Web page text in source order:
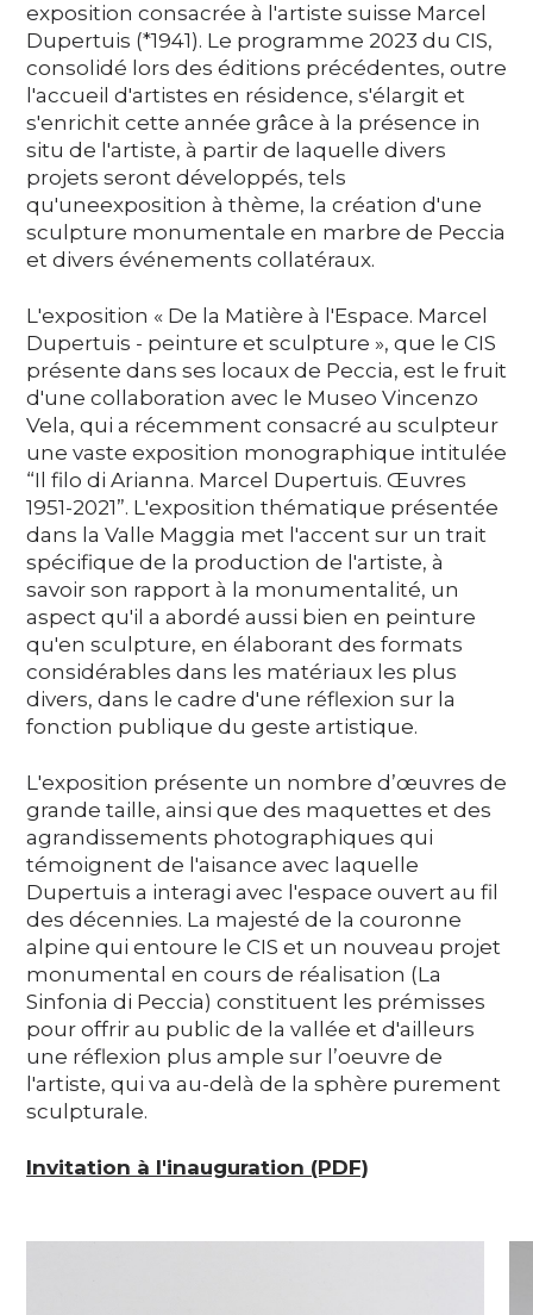
exposition consacrée à l'artiste suisse Marcel
Dupertuis (*1941). Le programme 2023 du CIS,
consolidé lors des éditions précédentes, outre
l'accueil d'artistes en résidence, s'élargit et
s'enrichit cette année grâce à la présence in
situ de l'artiste, à partir de laquelle divers
projets seront développés, tels
qu'uneexposition à thème, la création d'une
sculpture monumentale en marbre de Peccia
et divers événements collatéraux.
L'exposition « De la Matière à l'Espace. Marcel
Dupertuis - peinture et sculpture », que le CIS
présente dans ses locaux de Peccia, est le fruit
d'une collaboration avec le Museo Vincenzo
Vela, qui a récemment consacré au sculpteur
une vaste exposition monographique intitulée
“Il filo di Arianna. Marcel Dupertuis. Œuvres
1951-2021”. L'exposition thématique présentée
dans la Valle Maggia met l'accent sur un trait
spécifique de la production de l'artiste, à
savoir son rapport à la monumentalité, un
aspect qu'il a abordé aussi bien en peinture
qu'en sculpture, en élaborant des formats
considérables dans les matériaux les plus
divers, dans le cadre d'une réflexion sur la
fonction publique du geste artistique.
L'exposition présente un nombre d’œuvres de
grande taille, ainsi que des maquettes et des
agrandissements photographiques qui
témoignent de l'aisance avec laquelle
Dupertuis a interagi avec l'espace ouvert au fil
des décennies. La majesté de la couronne
alpine qui entoure le CIS et un nouveau projet
monumental en cours de réalisation (La
Sinfonia di Peccia) constituent les prémisses
pour offrir au public de la vallée et d'ailleurs
une réflexion plus ample sur l’oeuvre de
l'artiste, qui va au-delà de la sphère purement
sculpturale.
Invitation à l'inauguration (PDF)